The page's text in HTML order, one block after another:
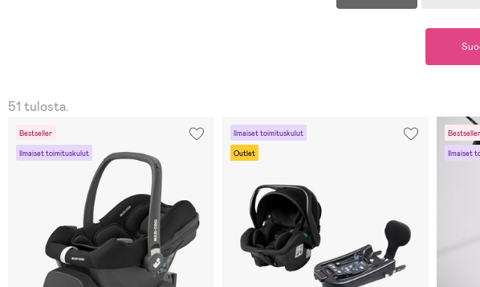
51 tulosta.
Bestseller
Ilmaiset toimituskulut
Ilmaiset toimituskulut
Outlet
Bestseller
Ilmaiset